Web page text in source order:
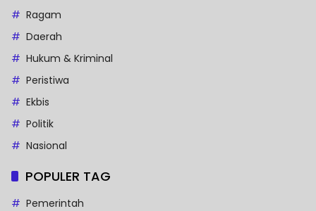
Ragam
Daerah
Hukum & Kriminal
Peristiwa
Ekbis
Politik
Nasional
POPULER TAG
Pemerintah